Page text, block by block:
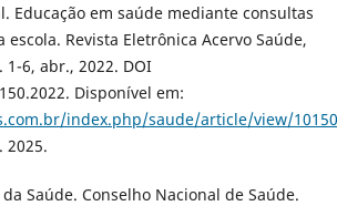
Educação em saúde mediante consultas
Revista Eletrônica Acervo Saúde,
1-6, abr., 2022. DOI
Disponível em:
index.php/saude/article/view/10150
2025.
Saúde. Conselho Nacional de Saúde.